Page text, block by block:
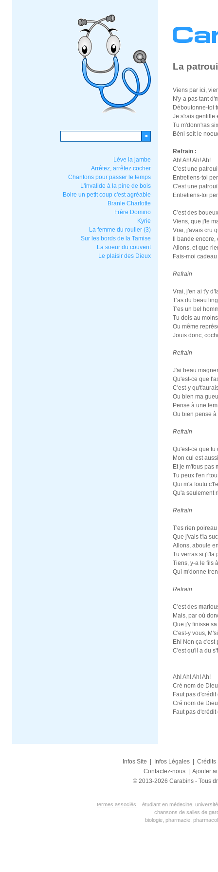
Lève la jambe
Arrêtez, arrêtez cocher
Chantons pour passer le temps
L'invalide à la pine de bois
Boire un petit coup c'est agréable
Branle Charlotte
Frère Domino
Kyrie
La femme du roulier (3)
Sur les bords de la Tamise
La soeur du couvent
Le plaisir des Dieux
La
Viens par ici,
N'y-a pas tant
Déboutonne-toi
Je s'rais gentille
Tu m'donn'ras
Béni soit le
Refrain :
Ah! Ah! Ah! Ah!
C'est une
Entretiens-toi
C'est une
Entretiens-toi
C'est des
Viens, que j'te
Vrai, j'avais cru
Il bande
Allons, et que
Fais-moi
Refrain
Vrai, j'en ai t'y
T'as du beau
T'es un bel
Tu dois au
Ou même
Jouis donc,
Refrain
J'ai beau
Qu'est-ce que
C'est-y
Ou bien ma
Pense à une
Ou bien pense à
Refrain
Qu'est-ce que
Mon cul est
Et je m'fous pas
Tu peux t'en
Qui m'a foutu
Qu'a seulement
Refrain
T'es rien
Que j'vais t'la
Allons, aboule
Tu verras si j't'la
Tiens, y-a le fils
Qui m'donne
Refrain
C'est des
Mais, par où
Que j'y finisse
C'est-y vous,
Eh! Non ça c'est
C'est qu'il a du
Ah! Ah! Ah! Ah!
Cré nom de
Faut pas
Cré nom de
Faut pas
Infos Site Infos Légales Crédits
Contactez-nous| Ajouter
© 2013-2026 Carabins - Tous
termes associés:
étudiant en médecine,
chansons de salles de
biologie, pharmacie,